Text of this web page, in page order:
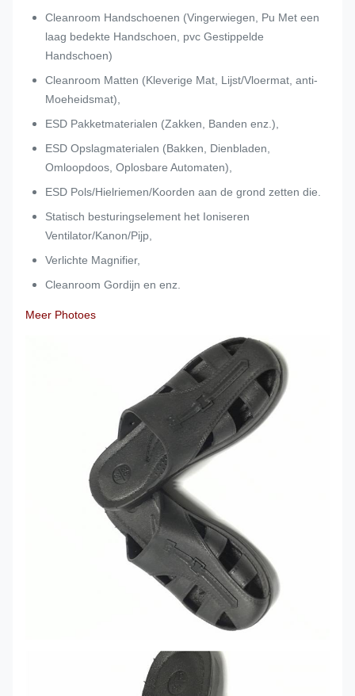
Cleanroom Handschoenen (Vingerwiegen, Pu Met een
laag bedekte Handschoen, pvc Gestippelde
Handschoen)
Cleanroom Matten (Kleverige Mat, Lijst/Vloermat, anti-
Moeheidsmat),
ESD Pakketmaterialen (Zakken, Banden enz.),
ESD Opslagmaterialen (Bakken, Dienbladen,
Omloopdoos, Oplosbare Automaten),
ESD Pols/Hielriemen/Koorden aan de grond zetten die.
Statisch besturingselement het Ioniseren
Ventilator/Kanon/Pijp,
Verlichte Magnifier,
Cleanroom Gordijn en enz.
Meer Photoes